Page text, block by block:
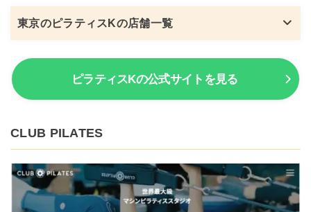
東京のピラティスKの店舗一覧
ピラティスKの公式サイトを見る
CLUB PILATES